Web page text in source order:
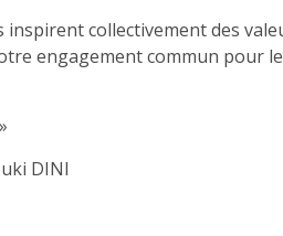
collectivement des
engagement commun pour
DINI